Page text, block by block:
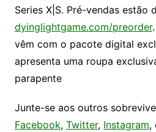
Series X|S. Pré-vendas estão
dyinglightgame.com/preorder
vêm com o pacote digital
apresenta uma roupa
parapente
Junte-se aos outros
Facebook, Twitter, Instagram,